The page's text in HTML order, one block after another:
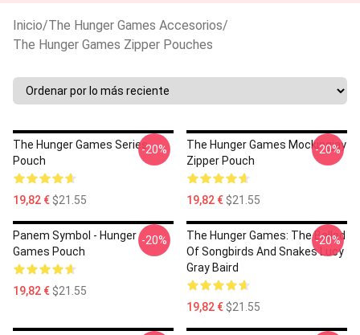
Inicio/The Hunger Games Accesorios/
The Hunger Games Zipper Pouches
The Hunger Games Series
Pouch
19,82 €$21.55
-20%
The Hunger Games Mockingjay
Zipper Pouch
19,82 €$21.55
-20%
Panem Symbol - Hunger
Games Pouch
19,82 €$21.55
-20%
The Hunger Games: The Ballad
Of Songbirds And Snakes Lucy
Gray Baird
19,82 €$21.55
-20%